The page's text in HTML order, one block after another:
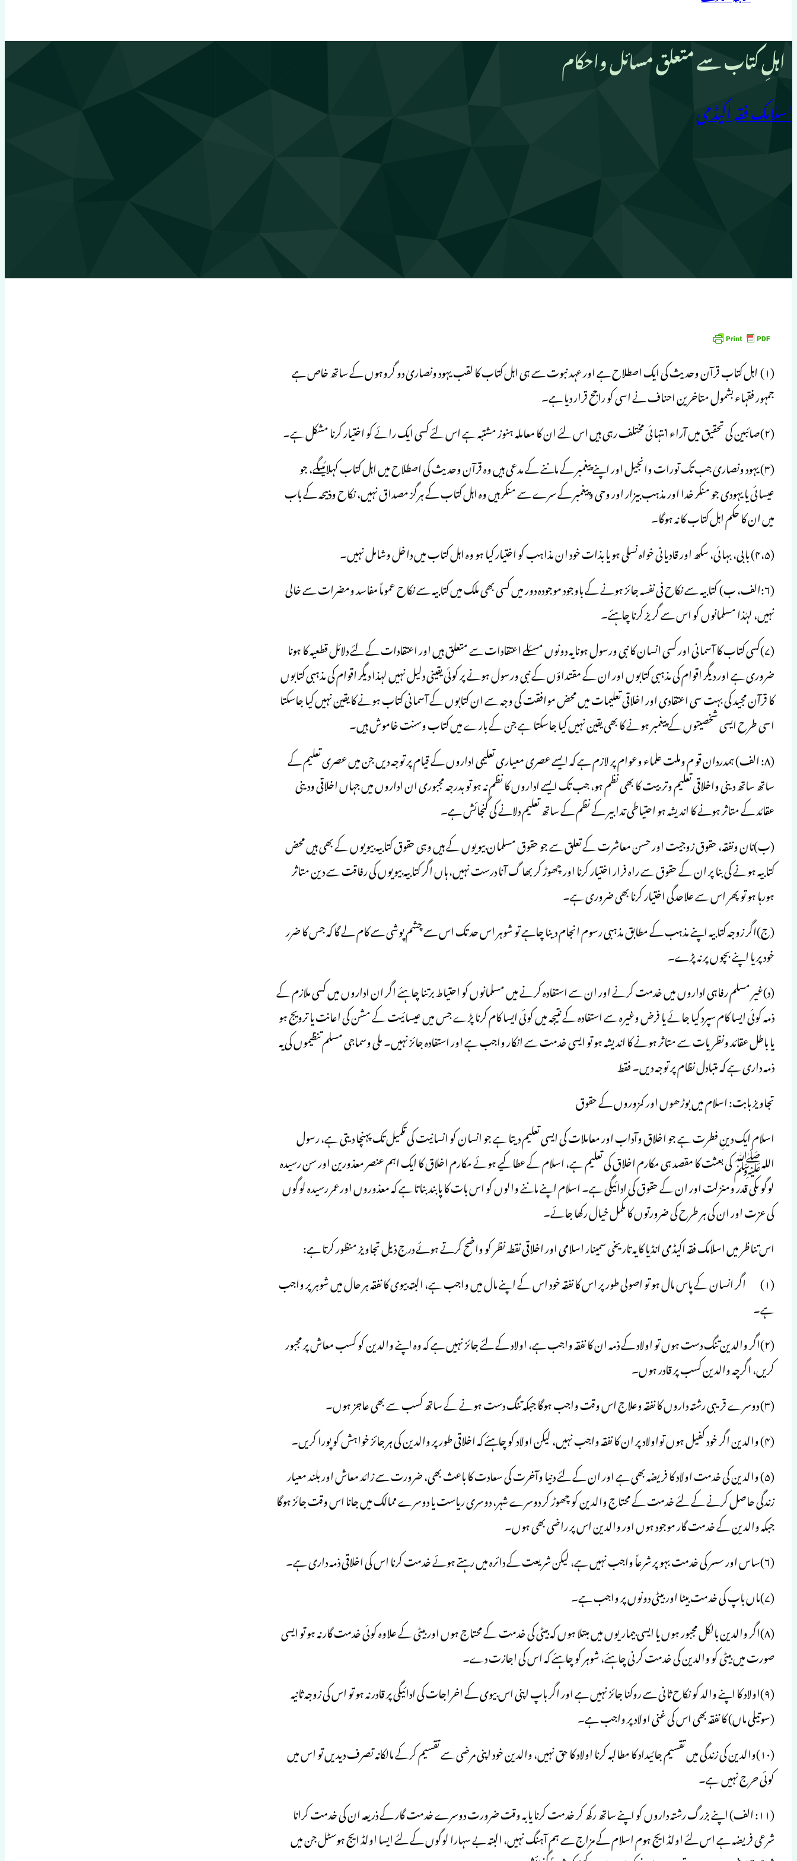
اہلِ کتاب سے متعلق مسائل واحکام
اسلامک فقہ اکیڈمی
(۱) اہل کتاب قرآن وحدیث کی ایک اصطلاح ہے اور عہد نبوت سے ہی اہل کتاب کا لقب یہود ونصاریٰ دو گروہوں کے ساتھ خاص ہے
جمہور فقہاء بشمول متاخرین احناف نے اسی کو راجح قرار دیا ہے۔
(۲)صائبین کی تحقیق میں آراء انتہائی مختلف رہی ہیں اس لئے ان کا معاملہ ہنوز مشتبہ ہے اس لئے کسی ایک رائے کو اختیار کرنا مشکل ہے۔
(۳) یہود ونصاریٰ جب تک تورات وانجیل اور اپنے پیغمبر کے ماننے کے مدعی ہیں وہ قرآن وحدیث کی اصطلاح میں اہل کتاب کہلائیںگے، جو
عیسائی یا یہودی جو منکر خدا اور مذہب بیزار اور وحی وپیغمبر کے سرے سے منکر ہیں وہ اہل کتاب کے ہرگز مصداق نہیں، نکاح وذبیحہ کے باب
میں ان کا حکم اہل کتاب کا نہ ہوگا۔
(۴،۵) بابی، بہائی، سکھ اور قادیانی خواہ نسلی ہو یا بذات خود ان مذاہب کو اختیار کیا ہو وہ اہل کتاب میں داخل وشامل نہیں۔
(۶:الف، ب) کتابیہ سے نکاح فی نفسہ جائز ہونے کے باوجود موجودہ دور میں کسی بھی ملک میں کتابیہ سے نکاح عموماً مفاسد ومضرات سے خالی
نہیں، لہٰذا مسلمانوں کو اس سے گریز کرنا چاہئے۔
(۷)کسی کتاب کا آسمانی اور کسی انسان کا نبی ورسول ہونا یہ دونوں مسئلے اعتقادات سے متعلق ہیں اور اعتقادات کے لئے دلائل قطعیہ کا ہونا
ضروری ہے اور دیگر اقوام کی مذہبی کتابوں اور ان کے مقتداؤں کے نبی ورسول ہونے پر کوئی یقینی دلیل نہیں لہذا دیگر اقوام کی مذہبی کتابوں
کا قرآن مجید کی بہت سی اعتقادی اور اخلاقی تعلیمات میں محض موافقت کی وجہ سے ان کتابوں کے آسمانی کتاب ہونے کا یقین نہیں کیا جاسکتا
اسی طرح ایسی شخصیتوں کے پیغمبر ہونے کا بھی یقین نہیں کیا جاسکتا ہے جن کے بارے میں کتاب وسنت خاموش ہیں۔
(۸: الف) ہمدردان قو م وملت علماء وعوام پر لازم ہے کہ ایسے عصری معیاری تعلیمی اداروں کے قیام پر توجہ دیں جن میں عصری تعلیم کے
ساتھ ساتھ دینی واخلاقی تعلیم وتربیت کا بھی نظم ہو، جب تک ایسے اداروں کا نظم نہ ہو تو بدرجہ مجبوری ان اداروں میں جہاں اخلاقی ودینی
عقائد کے متاثر ہونے کا اندیشہ ہو احتیاطی تدابیر کے نظم کے ساتھ تعلیم دلانے کی گنجائش ہے۔
(ب)نان ونفقہ، حقوق زوجیت اور حسن معاشرت کے تعلق سے جو حقوق مسلمان بیویوں کے ہیں وہی حقوق کتابیہ بیویوں کے بھی ہیں محض
کتابیہ ہونے کی بنا پر ان کے حقوق سے راہ فرار اختیار کرنا اور چھوڑ کر بھا گ آنا درست نہیں، ہاں اگر کتابیہ بیویوں کی رفاقت سے دین متاثر
ہورہا ہو تو پھر اس سے علاحدگی اختیار کرنا بھی ضروری ہے۔
(ج)اگر زوجہ کتابیہ اپنے مذہب کے مطابق مذہبی رسوم انجام دینا چاہے تو شوہر اس حد تک اس سے چشم پوشی سے کام لے گا کہ جس کا ضرر
خود پر یا اپنے بچوں پر نہ پڑے۔
(د)غیر مسلم رفاہی اداروں میں خدمت کرنے اور ان سے استفادہ کرنے میں مسلمانوں کو احتیاط برتنا چاہئے اگر ان اداروں میں کسی ملازم کے
ذمہ کوئی ایسا کام سپرد کیا جائے یا فرض وغیرہ سے استفادہ کے نتیجہ میں کوئی ایسا کام کرنا پڑے جس میں عیسائیت کے مشن کی اعانت یا ترویج ہو
یا باطل عقائد ونظریات سے متاثر ہونے کا اندیشہ ہو تو ایسی خدمت سے انکار واجب ہے اور استفادہ جائز نہیں۔ ملی وسماجی مسلم تنظیموں کی یہ
ذمہ داری ہے کہ متبادل نظام پر توجہ دیں۔ فقط
تجاویز بابت: اسلام میں بوڑھوں اور کمزوروں کے حقوق
اسلام ایک دینِ فطرت ہے جو اخلاق وآداب اور معاملات کی ایسی تعلیم دیتا ہے جو انسان کو انسانیت کی تکمیل تک پہنچا دیتی ہے، رسول
اللہﷺ کی بعثت کا مقصد ہی مکارم اخلاق کی تعلیم ہے، اسلام کے عطا کیے ہوئے مکارم اخلاق کا ایک اہم عنصر معذورین اور سن رسیدہ
لوگو ںکی قدر ومنزلت اور ان کے حقوق کی ادائیگی ہے۔ اسلام اپنے ماننے والوں کو اس بات کا پابند بناتا ہے کہ معذوروں اورعمر رسیدہ لوگوں
کی عزت اور ان کی ہر طرح کی ضرورتوں کا مکمل خیال رکھا جائے۔
اس تناظر میں اسلامک فقہ اکیڈمی انڈیا کا یہ تاریخی سمینار اسلامی اور اخلاقی نقطہ نظر کو واضح کرتے ہوئے درج ذیل تجاویز منظور کرتا ہے:
(۱) اگر انسان کے پاس مال ہو تو اصولی طور پر اس کا نفقہ خود اس کے اپنے مال میں واجب ہے، البتہ بیوی کا نفقہ ہر حال میں شوہر پر واجب
ہے۔
(۲)اگر والدین تنگ دست ہوں تو اولاد کے ذمہ ان کا نفقہ واجب ہے، اولاد کے لئے جائز نہیں ہے کہ وہ اپنے والدین کو کسب معاش پر مجبور
کریں، اگرچہ والدین کسب پر قادر ہوں۔
(۳) دوسرے قریبی رشتہ داروں کا نفقہ وعلاج اس وقت واجب ہوگا جبکہ تنگ دست ہونے کے ساتھ کسب سے بھی عاجز ہوں۔
(۴) والدین اگر خود کفیل ہوں تواولاد پر ان کا نفقہ واجب نہیں، لیکن اولاد کو چاہئے کہ اخلاقی طور پر والدین کی ہر جائز خواہش کو پورا کریں۔
(۵) والدین کی خدمت اولاد کا فریضہ بھی ہے اور ان کے لئے دنیا وآخرت کی سعادت کا باعث بھی، ضرورت سے زائد معاش اور بلند معیار
زندگی حاصل کرنے کے لئے خدمت کے محتاج والدین کو چھوڑ کر دوسرے شہر، دوسری ریاست یا دوسرے ممالک میں جانا اس وقت جائز ہوگا
جبکہ والدین کے خدمت گار موجود ہوں اور والدین اس پر راضی بھی ہوں۔
(۶)ساس اور سسر کی خدمت بہو پر شرعاً واجب نہیں ہے، لیکن شریعت کے دائرہ میں رہتے ہوئے خدمت کرنا اس کی اخلاقی ذمہ داری ہے۔
(۷)ماں باپ کی خدمت بیٹا اور بیٹی دونوں پر واجب ہے۔
(۸)اگر والدین بالکل مجبور ہوں یا ایسی بیماریوں میں مبتلا ہوں کہ بیٹی کی خدمت کے محتاج ہوں اور بیٹی کے علاوہ کوئی خدمت گار نہ ہو تو ایسی
صورت میں بیٹی کو والدین کی خدمت کرنی چاہئے، شوہر کو چاہئے کہ اس کی اجازت دے۔
(۹)اولاد کا اپنے والد کو نکاح ثانی سے روکنا جائز نہیں ہے اور اگر باپ اپنی اس بیوی کے اخراجات کی ادائیگی پر قادر نہ ہو تو اس کی زوجہ ثانیہ
(سوتیلی ماں) کا نفقہ بھی اس کی غنی اولاد پر واجب ہے۔
(۱۰)والدین کی زندگی میں تقسیم جائیداد کا مطالبہ کرنا اولاد کا حق نہیں، والدین خود اپنی مرضی سے تقسیم کرکے مالکانہ تصرف دیدیں تو اس میں
کوئی حرج نہیں ہے۔
(۱۱: الف) اپنے بزرگ رشتہ داروں کو اپنے ساتھ رکھ کر خدمت کرنا یا بہ وقت ضرورت دوسرے خدمت گار کے ذریعہ ان کی خدمت کرانا
شرعی فریضہ ہے اس لئے اولڈ ایج ہوم اسلام کے مزاج سے ہم آہنگ نہیں، البتہ بے سہارا لوگوں کے لئے ایسا اولڈ ایج ہوسٹل جن میں